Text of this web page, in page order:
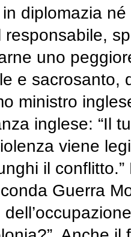
diplomazia
responsabile,
uno
e sacrosanto,
ministro
inglese: “Il
viene
il
Guerra